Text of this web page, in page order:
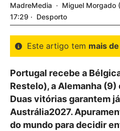
MadreMedia Miguel Morgado
17:29
Desporto
Este artigo tem mais
Portugal recebe a
Restelo), a Alemanha (9)
Duas vitórias garantem
Austrália2027.
do mundo para decidir